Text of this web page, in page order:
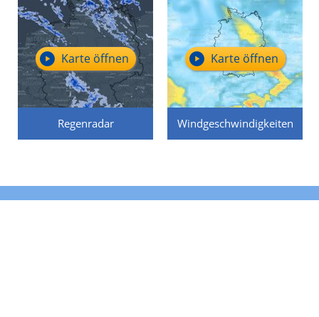
Regenradar
Karte öffnen
Windgeschwindigkeiten
Karte öffnen